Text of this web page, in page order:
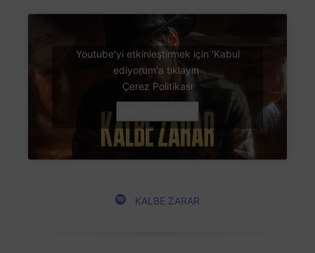
Youtube'yi etkinleştirmek için 'Kabul
ediyorum'a tıklayın
Çerez Politikası
KALBE ZARAR